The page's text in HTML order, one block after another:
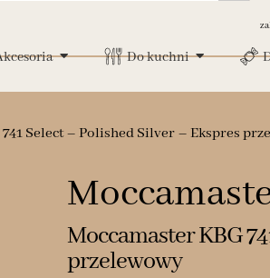
Do kuchni
Select – Polished Silver – Ekspres
Moccamaster KBG
przelewowy